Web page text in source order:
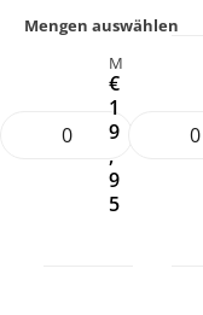
Mengen auswählen
M
€
1
9
,
9
5